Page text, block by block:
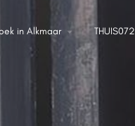
in Alkmaar THUIS072